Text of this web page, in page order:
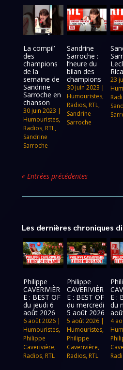
La compil’
des
champions
de la
semaine de
Sandrine
Sarroche en
chanson
30 juin 2023 |
Humouristes,
Radios, RTL,
Sandrine
Sarroche
Sandrine
Sarroche :
l’heure du
bilan des
champions
30 juin 2023 |
Humouristes,
Radios, RTL,
Sandrine
Sarroche
23
« Entrées précédentes
Les dernières chroniques
Philippe
CAVERIVIÈR
E : BEST OF
du jeudi 6
août 2026
6 août 2026 |
Humouristes,
Philippe
Caverivière,
Radios, RTL
Philippe
CAVERIVIÈR
E : BEST OF
du mercredi
5 août 2026
5 août 2026|
Humouristes,
Philippe
Caverivière,
Radios, RTL
E :
du
4